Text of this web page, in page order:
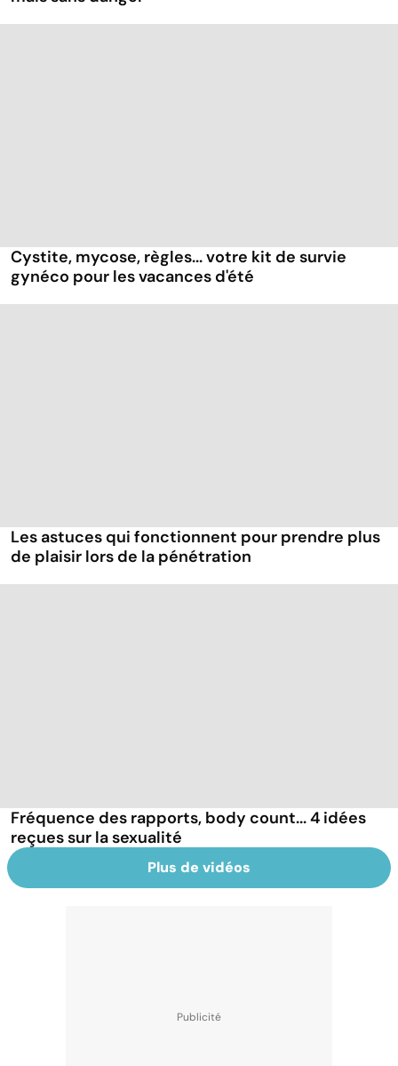
Cystite, mycose, règles... votre kit de survie
gynéco pour les vacances d'été
Les astuces qui fonctionnent pour prendre plus
de plaisir lors de la pénétration
Fréquence des rapports, body count... 4 idées
reçues sur la sexualité
Plus de vidéos